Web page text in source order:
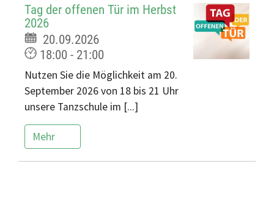
Tag der offenen Tür im Herbst
2026
20.09.2026
18:00 - 21:00
Nutzen Sie die Möglichkeit am 20.
September 2026 von 18 bis 21 Uhr
unsere Tanzschule im [...]
Mehr